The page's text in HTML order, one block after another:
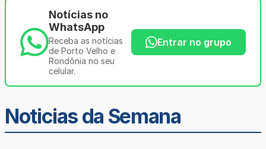
Notícias no
WhatsApp
Receba as notícias
de Porto Velho e
Rondônia no seu
celular.
Entrar no grupo
Noticias da Semana